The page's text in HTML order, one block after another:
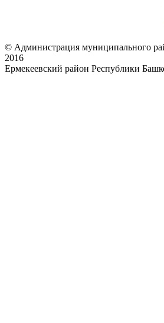
© Администрация муниципального
2016
Ермекеевский район Республики